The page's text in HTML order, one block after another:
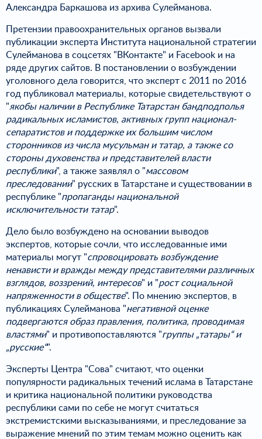
Александра Баркашова из архива Сулейманова.
Претензии правоохранительных органов вызвали
публикации эксперта Института национальной стратегии
Сулейманова в соцсетях "ВКонтакте" и Facebook и на
ряде других сайтов. В постановлении о возбуждении
уголовного дела говорится, что эксперт с 2011 по 2016
год публиковал материалы, которые свидетельствуют о
"якобы наличии в Республике Татарстан бандподполья
радикальных исламистов, активных групп национал-
сепаратистов и поддержке их большим числом
сторонников из числа мусульман и татар, а также со
стороны духовенства и представителей власти
республики", а также заявлял о "массовом
преследовании" русских в Татарстане и существовании в
республике "пропаганды национальной
исключительности татар".
Дело было возбуждено на основании выводов
экспертов, которые сочли, что исследованные ими
материалы могут "спровоцировать возбуждение
ненависти и вражды между представителями различных
взглядов, воззрений, интересов" и "рост социальной
напряженности в обществе". По мнению экспертов, в
публикациях Сулейманова "негативной оценке
подвергаются образ правления, политика, проводимая
властями" и противопоставляются "группы „татары“ и
„русские“".
Эксперты Центра "Сова" считают, что оценки
популярности радикальных течений ислама в Татарстане
и критика национальной политики руководства
республики сами по себе не могут считаться
экстремистскими высказываниями, и преследование за
выражение мнений по этим темам можно оценить как